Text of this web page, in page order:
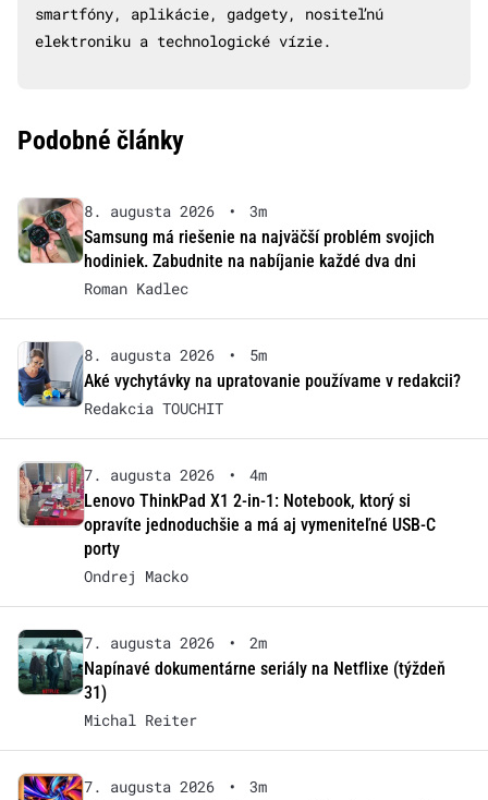
smartfóny, aplikácie, gadgety, nositeľnú
elektroniku a technologické vízie.
Podobné články
8. augusta 2026 •
3m
Samsung má riešenie na najväčší problém svojich
hodiniek. Zabudnite na nabíjanie každé dva dni
Roman Kadlec
8. augusta 2026 •
5m
Aké vychytávky na upratovanie používame v redakcii?
Redakcia TOUCHIT
7. augusta 2026 •
4m
Lenovo ThinkPad X1 2-in-1: Notebook, ktorý si
opravíte jednoduchšie a má aj vymeniteľné USB-C
porty
Ondrej Macko
7. augusta 2026 •
2m
Napínavé dokumentárne seriály na Netflixe (týždeň
31)
Michal Reiter
7. augusta 2026 •
3m